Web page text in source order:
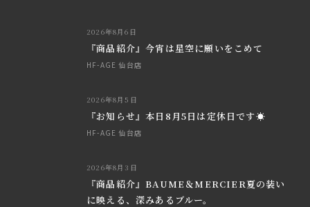
2026年8月6日
『商品紹介』今宵は星空に願いをこめて
HF-AGE 仙台店
2026年8月5日
『お知らせ』本日8月5日は定休日です☀
HF-AGE 仙台店
2026年8月3日
『商品紹介』BAUME＆MERCIER夏の装い
に映える、深みあるブルー。